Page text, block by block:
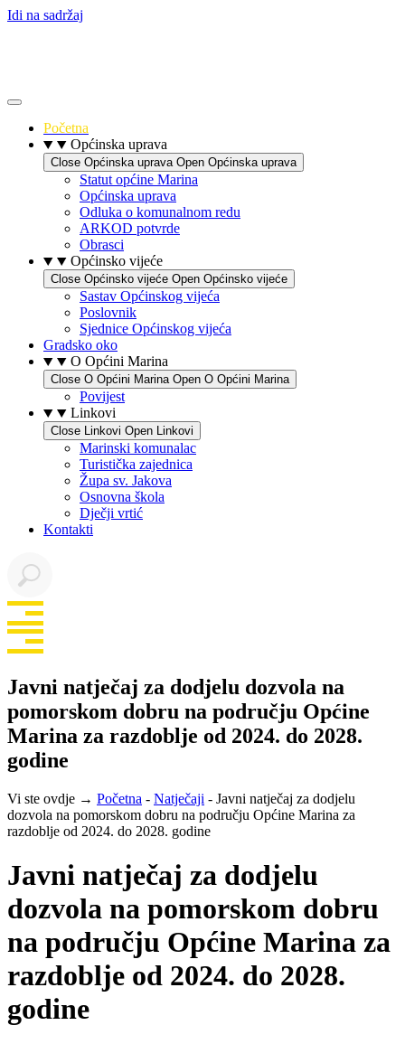
Idi na sadržaj
Početna
Općinska uprava
Close Općinska uprava Open Općinska uprava
Statut općine Marina
Općinska uprava
Odluka o komunalnom redu
ARKOD potvrde
Obrasci
Općinsko vijeće
Close Općinsko vijeće Open Općinsko vijeće
Sastav Općinskog vijeća
Poslovnik
Sjednice Općinskog vijeća
Gradsko oko
O Općini Marina
Close O Općini Marina Open O Općini Marina
Povijest
Linkovi
Close Linkovi Open Linkovi
Marinski komunalac
Turistička zajednica
Župa sv. Jakova
Osnovna škola
Dječji vrtić
Kontakti
Javni natječaj za dodjelu dozvola na
pomorskom dobru na području Općine
Marina za razdoblje od 2024. do 2028.
godine
Vi ste ovdje → Početna - Natječaji - Javni natječaj za dodjelu
dozvola na pomorskom dobru na području Općine Marina za
razdoblje od 2024. do 2028. godine
Javni natječaj za dodjelu
dozvola na pomorskom dobru
na području Općine Marina za
razdoblje od 2024. do 2028.
godine